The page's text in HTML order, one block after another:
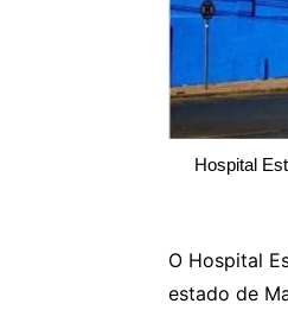
Hospital
O Hospital
estado de